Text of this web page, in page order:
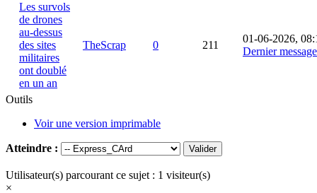
Les survols
de drones
au-dessus
des sites
militaires
ont doublé
en un an
TheScrap 0 211
01-06-2026,
Dernier message
Outils
Voir une version imprimable
Atteindre :
Utilisateur(s) parcourant ce sujet : 1 visiteur(s)
×